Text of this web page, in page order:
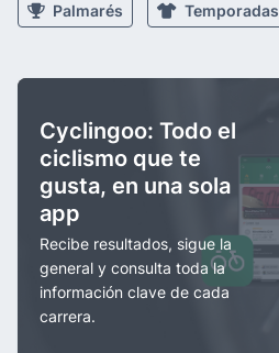
Palmarés Temporadas
Cyclingoo: Todo el
ciclismo que te
gusta, en una sola
app
Recibe resultados, sigue la
general y consulta toda la
información clave de cada
carrera.